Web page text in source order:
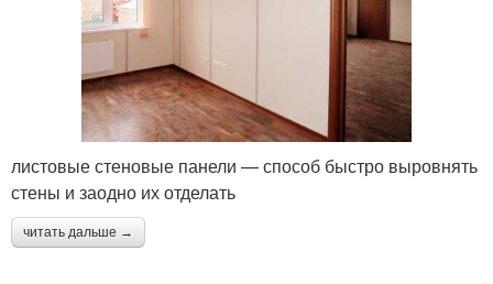
листовые стеновые панели — способ быстро выровнять
стены и заодно их отделать
читать дальше →